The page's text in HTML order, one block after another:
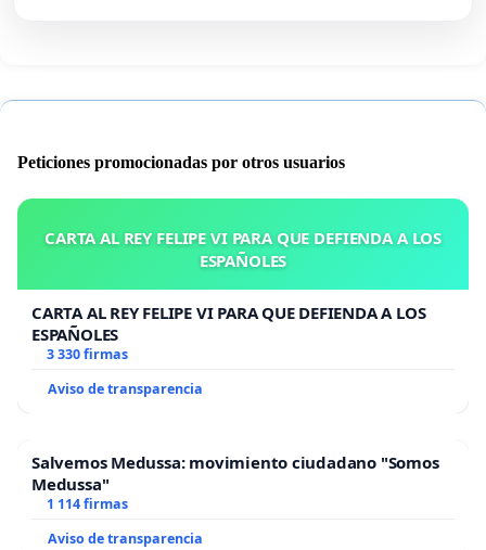
Peticiones promocionadas por otros usuarios
CARTA AL REY FELIPE VI PARA QUE DEFIENDA A LOS
ESPAÑOLES
CARTA AL REY FELIPE VI PARA QUE DEFIENDA A LOS
ESPAÑOLES
3 330 firmas
Aviso de transparencia
Salvemos Medussa: movimiento ciudadano "Somos
Medussa"
1 114 firmas
Aviso de transparencia